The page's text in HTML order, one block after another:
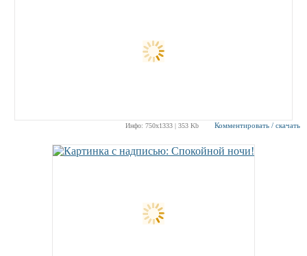
Инфо: 750х1333 | 353 Kb Комментировать / скачать